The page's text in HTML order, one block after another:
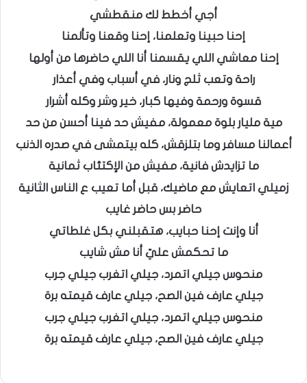
أجي أخطط لك منقطشي
إحنا حبينا وتعلمنا، إحنا وقعنا وتألمنا
إحنا معاشي اللي يقسمنا أنا اللي حاضرها من أولها
راحة وتعب ثلج ونار، في أسباب وفي أعذار
قسوة ورحمة وفيها كبار، خير وشر وكله أشرار
مية مليار بلوة معمولة، مفيش حد فينا أحسن من حد
أعمالنا مسافر وما بتلزقش، كله بيتمشى في صدره الذنب
ما تزايدش فانية، مفيش من الإكتئاب ثمانية
زميلي اتعايش مع ماضيك، قبل أما تعيب ع الناس الثانية
حاضر بس حاضر غايب
أنا وإنت إحنا حبايب، هتقبلني بكل غلطاتي
ما تحكمش عليّ أنا مش شايب
منحوس جيلي اتمرد، جيلي اتغرب جيلي جرب
جيلي عارف فين الصح، جيلي عارف قيمته برة
منحوس جيلي اتمرد، جيلي اتغرب جيلي جرب
جيلي عارف فين الصح، جيلي عارف قيمته برة